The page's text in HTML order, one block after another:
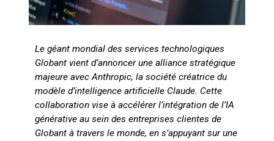
Le géant mondial des services technologiques
Globant vient d’annoncer une alliance stratégique
majeure avec Anthropic, la société créatrice du
modèle d’intelligence artificielle Claude. Cette
collaboration vise à accélérer l’intégration de l’IA
générative au sein des entreprises clientes de
Globant à travers le monde, en s’appuyant sur une